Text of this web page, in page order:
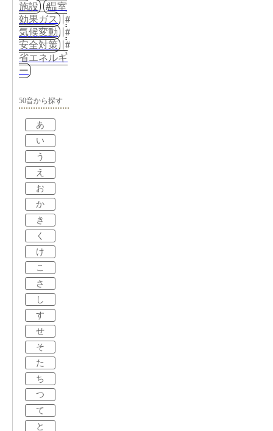
施設
温室
効果ガス
気候変動
安全対策
省エネルギ
ー
50音から探す
あ
い
う
え
お
か
き
く
け
こ
さ
し
す
せ
そ
た
ち
つ
て
と